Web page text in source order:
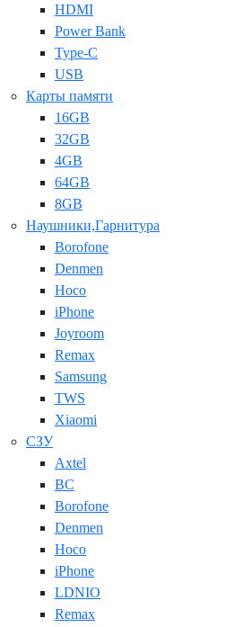
HDMI
Power Bank
Type-C
USB
Карты памяти
16GB
32GB
4GB
64GB
8GB
Наушники,Гарнитура
Borofone
Denmen
Hoco
iPhone
Joyroom
Remax
Samsung
TWS
Xiaomi
СЗУ
Axtel
BC
Borofone
Denmen
Hoco
iPhone
LDNIO
Remax